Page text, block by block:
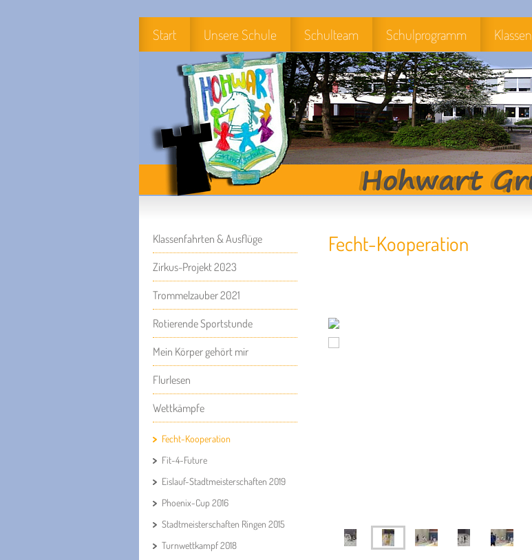
Start Unsere Schule Schulteam Schulprogramm Klassen
Klassenfahrten & Ausflüge
Zirkus-Projekt 2023
Trommelzauber 2021
Rotierende Sportstunde
Mein Körper gehört mir
Flurlesen
Wettkämpfe
Fecht-Kooperation
Fit-4-Future
Eislauf-Stadtmeisterschaften 2019
Phoenix-Cup 2016
Stadtmeisterschaften Ringen 2015
Turnwettkampf 2018
Fecht-Kooperation